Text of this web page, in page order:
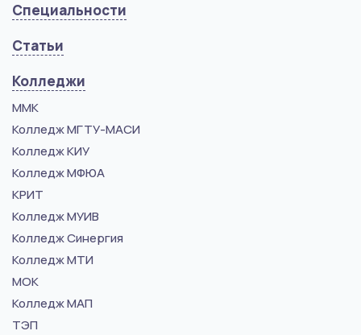
Специальности
Статьи
Колледжи
ММК
Колледж МГТУ-МАСИ
Колледж КИУ
Колледж МФЮА
КРИТ
Колледж МУИВ
Колледж Синергия
Колледж МТИ
МОК
Колледж МАП
ТЭП